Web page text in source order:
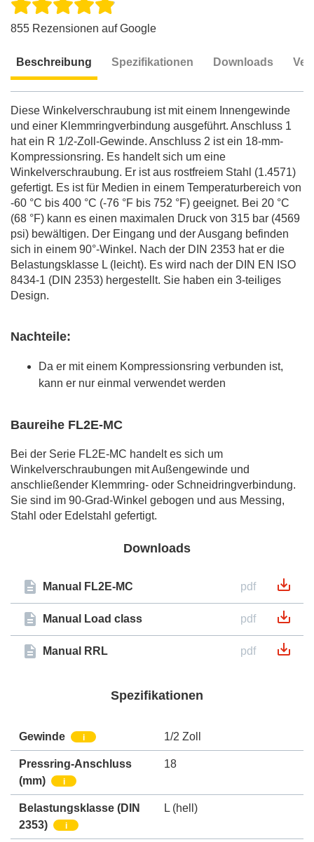
855 Rezensionen auf Google
Beschreibung Spezifikationen Downloads
Diese Winkelverschraubung ist mit einem Innengewinde
und einer Klemmringverbindung ausgeführt. Anschluss 1
hat ein R 1/2-Zoll-Gewinde. Anschluss 2 ist ein 18-mm-
Kompressionsring. Es handelt sich um eine
Winkelverschraubung. Er ist aus rostfreiem Stahl (1.4571)
gefertigt. Es ist für Medien in einem Temperaturbereich von
-60 °C bis 400 °C (-76 °F bis 752 °F) geeignet. Bei 20 °C
(68 °F) kann es einen maximalen Druck von 315 bar (4569
psi) bewältigen. Der Eingang und der Ausgang befinden
sich in einem 90°-Winkel. Nach der DIN 2353 hat er die
Belastungsklasse L (leicht). Es wird nach der DIN EN ISO
8434-1 (DIN 2353) hergestellt. Sie haben ein 3-teiliges
Design.
Nachteile:
Da er mit einem Kompressionsring verbunden ist,
kann er nur einmal verwendet werden
Baureihe FL2E-MC
Bei der Serie FL2E-MC handelt es sich um
Winkelverschraubungen mit Außengewinde und
anschließender Klemmring- oder Schneidringverbindung.
Sie sind im 90-Grad-Winkel gebogen und aus Messing,
Stahl oder Edelstahl gefertigt.
Downloads
Manual FL2E-MC pdf
Manual Load class pdf
Manual RRL pdf
Spezifikationen
Gewinde i 1/2 Zoll
Pressring-Anschluss
(mm)
i
18
Belastungsklasse (DIN
2353)
i
L (hell)